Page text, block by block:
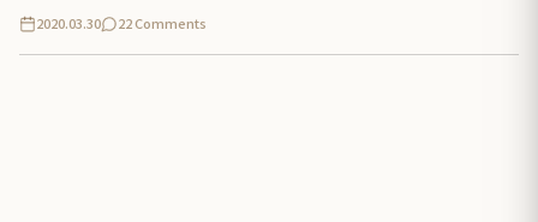
2020.03.30 22 Comments